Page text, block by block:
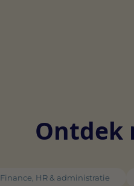
Ontdek
Finance, HR & administratie